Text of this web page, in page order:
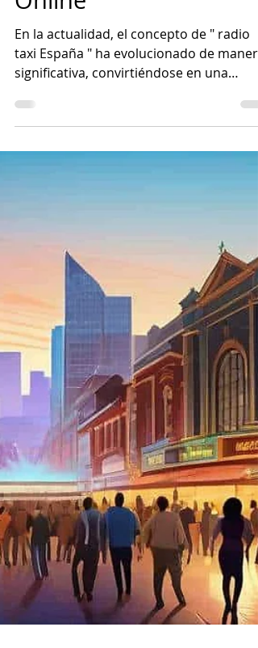
Radio Taxi España:
Opiniones Radio Taxis
Online
En la actualidad, el concepto de " radio
taxi España " ha evolucionado de manera